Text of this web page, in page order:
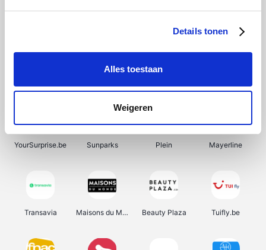
Details tonen
Alles toestaan
Weigeren
SupraBazar Shein Bergfreunde Smartwatchbanden
YourSurprise.be Sunparks Plein Mayerline
Transavia Maisons du Monde Beauty Plaza Tuifly.be